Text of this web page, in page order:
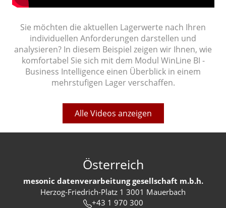
Sie möchten die aktuellen Lagerwerte nach Ihren
individuellen Anforderungen darstellen und
analysieren? In diesem Beispiel zeigen wir Ihnen, wie
komfortabel Sie sich mit dem Modul WinLine BI -
Business Intelligence einen Überblick in einem
mehrstufigen Lager verschaffen.
Alle Videos anzeigen
Österreich
mesonic datenverarbeitung gesellschaft m.b.h.
Herzog-Friedrich-Platz 1 3001 Mauerbach
+43 1 970 300